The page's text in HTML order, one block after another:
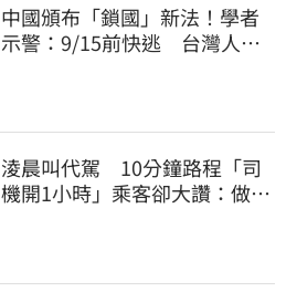
中國頒布「鎖國」新法！學者
示警：9/15前快逃 台灣人也
淩晨叫代駕 10分鐘路程「司
機開1小時」乘客卻大讚：做得